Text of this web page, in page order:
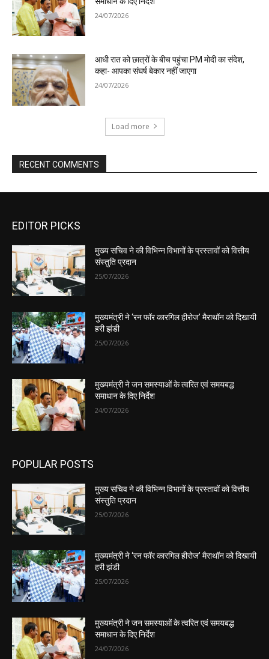
EDITOR PICKS
मुख्य सचिव ने की विभिन्न विभागों के प्रस्तावों को वित्तीय
संस्तुति प्रदान
25/07/2026
मुख्यमंत्री ने ‘रन फॉर कारगिल हीरोज’ मैराथॉन को दिखायी
हरी झंडी
25/07/2026
मुख्यमंत्री ने जन समस्याओं के त्वरित एवं समयबद्ध
समाधान के दिए निर्देश
24/07/2026
POPULAR POSTS
मुख्य सचिव ने की विभिन्न विभागों के प्रस्तावों को वित्तीय
संस्तुति प्रदान
25/07/2026
मुख्यमंत्री ने ‘रन फॉर कारगिल हीरोज’ मैराथॉन को दिखायी
हरी झंडी
25/07/2026
मुख्यमंत्री ने जन समस्याओं के त्वरित एवं समयबद्ध
समाधान के दिए निर्देश
24/07/2026